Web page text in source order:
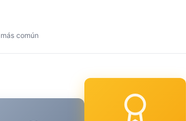
común